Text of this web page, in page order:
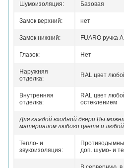
Шумоизоляция: Базовая
Замок верхний: нет
Замок нижний: FUARO ручка
Глазок: Нет
Наружняя
отделка:
RAL цвет
Внутренняя
отделка:
RAL цвет
остеклением
Для каждой входной двери Вы
материалом любого цвета и
Тепло- и
звукоизоляция:
доп. шумо- и